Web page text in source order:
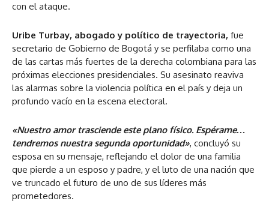
con el ataque.
Uribe Turbay, abogado y político de trayectoria, fue
secretario de Gobierno de Bogotá y se perfilaba como una
de las cartas más fuertes de la derecha colombiana para las
próximas elecciones presidenciales. Su asesinato reaviva
las alarmas sobre la violencia política en el país y deja un
profundo vacío en la escena electoral.
«Nuestro amor trasciende este plano físico. Espérame…
tendremos nuestra segunda oportunidad», concluyó su
esposa en su mensaje, reflejando el dolor de una familia
que pierde a un esposo y padre, y el luto de una nación que
ve truncado el futuro de uno de sus líderes más
prometedores.